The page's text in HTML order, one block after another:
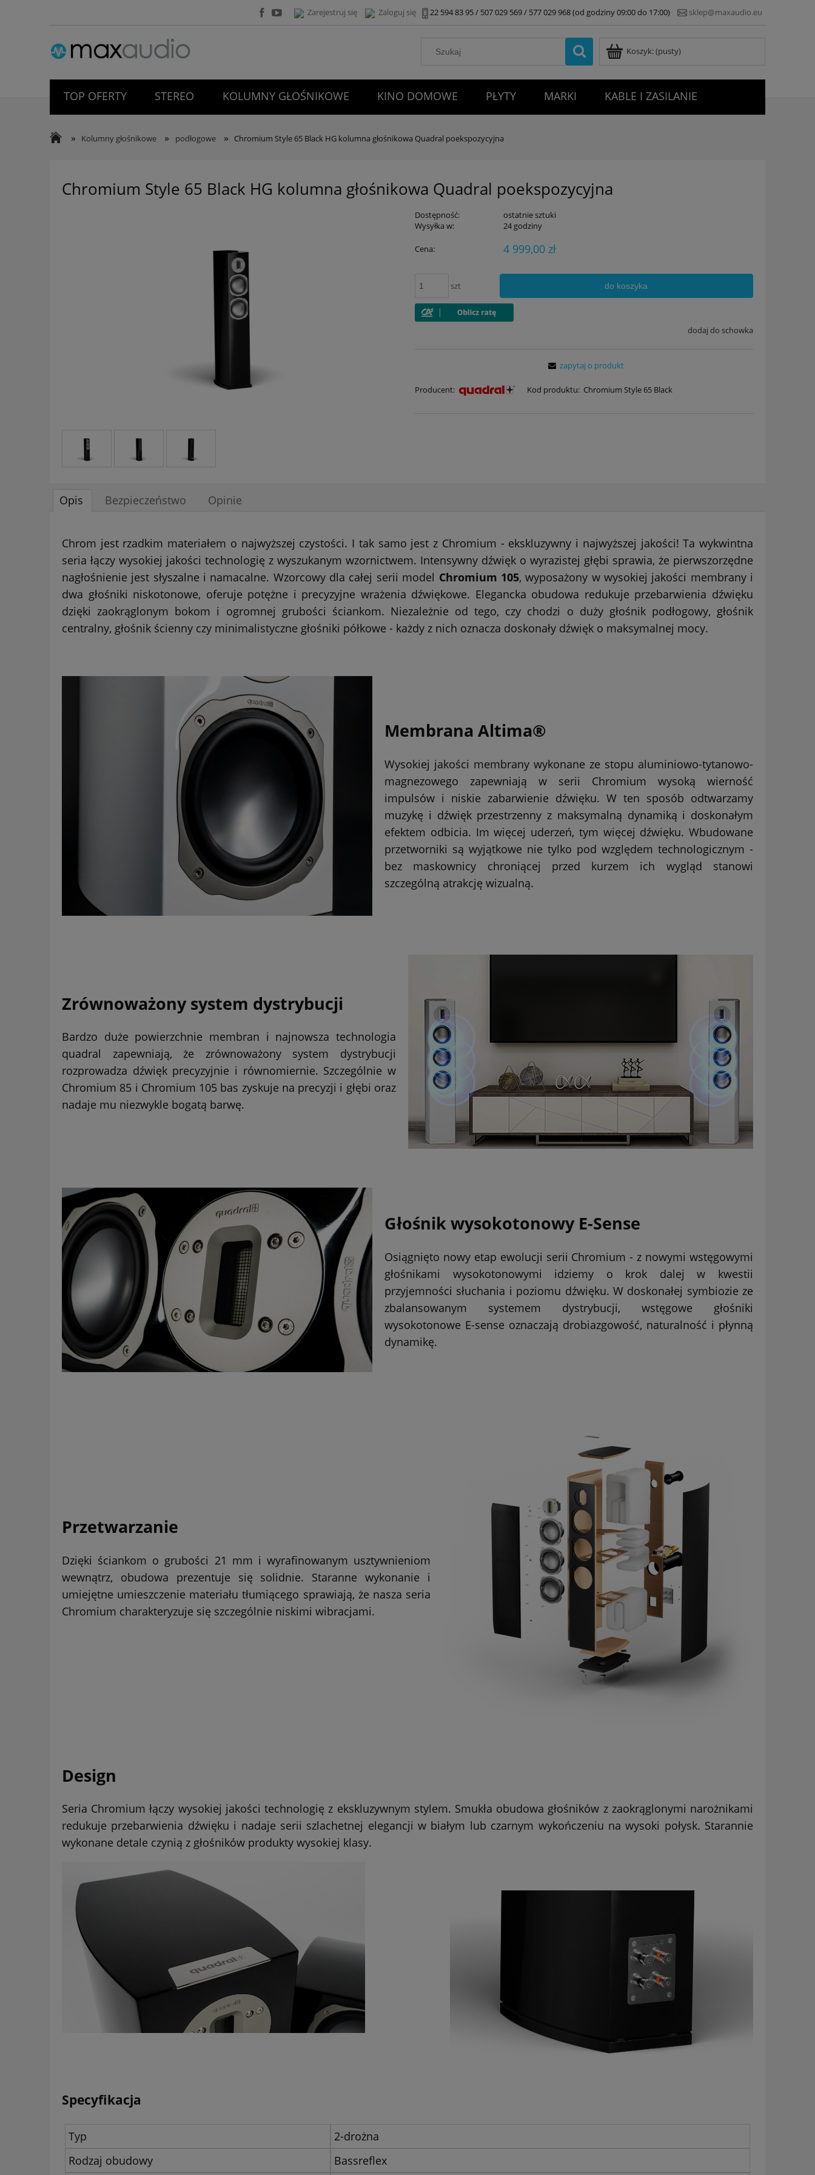
22 594 83 95 / 507 029 569 / 577 029 968 (od godziny 09:00 do 17:00) sklep@maxaudio.eu
Zarejestruj się Zaloguj się
Koszyk:(pusty)
TOP OFERTY STEREO KOLUMNY GŁOŚNIKOWE KINO DOMOWE PŁYTY MARKI
KABLE I ZASILANIE
» Kolumny głośnikowe » podłogowe » Chromium Style 65 Black HG kolumna głośnikowa Quadral poekspozycyjna
Chromium Style 65 Black HG kolumna głośnikowa Quadral poekspozycyjna
Dostępność:
ostatnie sztuki
Wysyłka w:
24 godziny
Cena: 4 999,00 zł
szt do koszyka
dodaj do schowka
Producent: Kod produktu: Chromium Style 65 Black
zapytaj o produkt
Opis Bezpieczeństwo Opinie
Chrom jest rzadkim materiałem o najwyższej czystości. I tak samo jest z Chromium - ekskluzywny i najwyższej jakości! Ta wykwintna
seria łączy wysokiej jakości technologię z wyszukanym wzornictwem. Intensywny dźwięk o wyrazistej głębi sprawia, że pierwszorzędne
nagłośnienie jest słyszalne i namacalne. Wzorcowy dla całej serii model Chromium 105, wyposażony w wysokiej jakości membrany i
dwa głośniki niskotonowe, oferuje potężne i precyzyjne wrażenia dźwiękowe. Elegancka obudowa redukuje przebarwienia dźwięku
dzięki zaokrąglonym bokom i ogromnej grubości ściankom. Niezależnie od tego, czy chodzi o duży głośnik podłogowy, głośnik
centralny, głośnik ścienny czy minimalistyczne głośniki półkowe - każdy z nich oznacza doskonały dźwięk o maksymalnej mocy.
Membrana Altima®
Wysokiej jakości membrany wykonane ze stopu aluminiowo-tytanowo-
magnezowego zapewniają w serii Chromium wysoką wierność
impulsów i niskie zabarwienie dźwięku. W ten sposób odtwarzamy
muzykę i dźwięk przestrzenny z maksymalną dynamiką i doskonałym
efektem odbicia. Im więcej uderzeń, tym więcej dźwięku. Wbudowane
przetworniki są wyjątkowe nie tylko pod względem technologicznym -
bez maskownicy chroniącej przed kurzem ich wygląd stanowi
szczególną atrakcję wizualną.
Zrównoważony system dystrybucji
Bardzo duże powierzchnie membran i najnowsza technologia
quadral zapewniają, że zrównoważony system dystrybucji
rozprowadza dźwięk precyzyjnie i równomiernie. Szczególnie w
Chromium 85 i Chromium 105 bas zyskuje na precyzji i głębi oraz
nadaje mu niezwykle bogatą barwę.
Głośnik wysokotonowy E-Sense
Osiągnięto nowy etap ewolucji serii Chromium - z nowymi wstęgowymi
głośnikami wysokotonowymi idziemy o krok dalej w kwestii
przyjemności słuchania i poziomu dźwięku. W doskonałej symbiozie ze
zbalansowanym systemem dystrybucji, wstęgowe głośniki
wysokotonowe E-sense oznaczają drobiazgowość, naturalność i płynną
dynamikę.
Przetwarzanie
Dzięki ściankom o grubości 21 mm i wyrafinowanym usztywnieniom
wewnątrz, obudowa prezentuje się solidnie. Staranne wykonanie i
umiejętne umieszczenie materiału tłumiącego sprawiają, że nasza seria
Chromium charakteryzuje się szczególnie niskimi wibracjami.
Design
Seria Chromium łączy wysokiej jakości technologię z ekskluzywnym stylem. Smukła obudowa głośników z zaokrąglonymi narożnikami
redukuje przebarwienia dźwięku i nadaje serii szlachetnej elegancji w białym lub czarnym wykończeniu na wysoki połysk. Starannie
wykonane detale czynią z głośników produkty wysokiej klasy.
Specyfikacja
Typ
2-drożna
Rodzaj obudowy
Bassreflex